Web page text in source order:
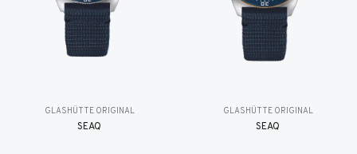
GLASHÜTTE ORIGINAL
SEAQ
GLASHÜTTE ORIGINAL
SEAQ